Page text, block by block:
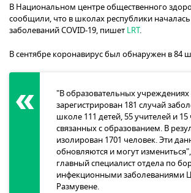
В Национальном центре общественного
сообщили, что в школах республики
заболеваний COVID-19, пишет LRT.
В сентябре коронавирус был обнаружен в 84
"В образовательных учреждениях
зарегистрирован 181 случай
школе 111 детей, 55 учителей и 15
связанных с образованием. В
изолирован 1701 человек. Эти
обновляются и могут измениться",
главный специалист отдела по
инфекционными заболеваниями
Размувене.